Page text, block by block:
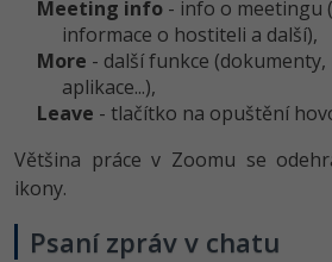
Meeting info - info o meetingu
informace o hostiteli a další),
More - další funkce (dokumenty,
aplikace...),
Leave - tlačítko na opuštění
Většina práce v Zoomu se
ikony.
Psaní zpráv v chatu